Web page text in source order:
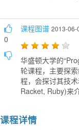
0
课程图谱 2013-06-
华盛顿大学的
轮课程，主要探
程，会探讨其技
Racket, Ruby)来
课程详情